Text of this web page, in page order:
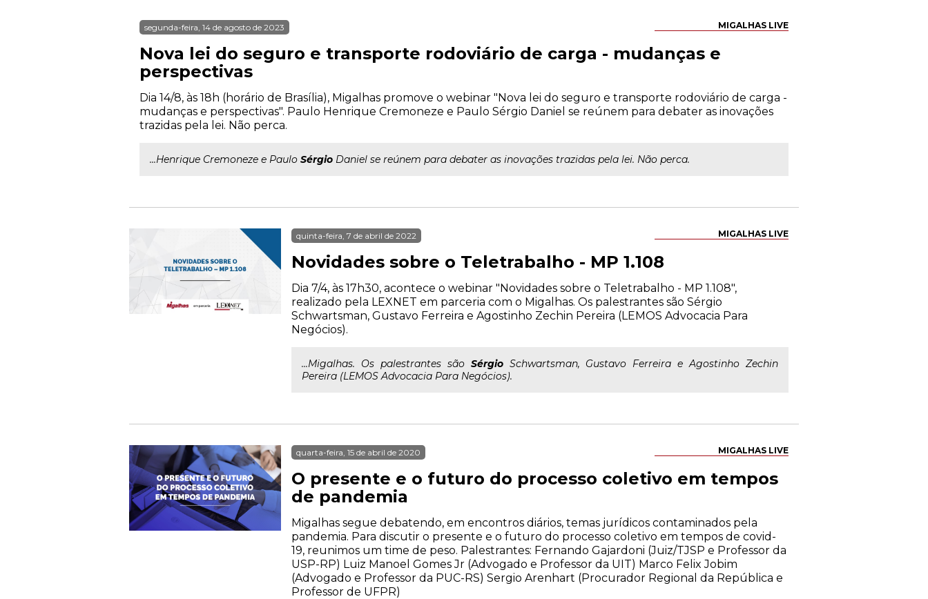
MIGALHAS LIVE
segunda-feira, 14 de agosto de 2023
Nova lei do seguro e transporte rodoviário de carga - mudanças e
perspectivas
Dia 14/8, às 18h (horário de Brasília), Migalhas promove o webinar "Nova lei do seguro e transporte rodoviário de carga -
mudanças e perspectivas". Paulo Henrique Cremoneze e Paulo Sérgio Daniel se reúnem para debater as inovações
trazidas pela lei. Não perca.
...Henrique Cremoneze e Paulo Sérgio Daniel se reúnem para debater as inovações trazidas pela lei. Não perca.
MIGALHAS LIVE
quinta-feira, 7 de abril de 2022
Novidades sobre o Teletrabalho - MP 1.108
Dia 7/4, às 17h30, acontece o webinar "Novidades sobre o Teletrabalho - MP 1.108",
realizado pela LEXNET em parceria com o Migalhas. Os palestrantes são Sérgio
Schwartsman, Gustavo Ferreira e Agostinho Zechin Pereira (LEMOS Advocacia Para
Negócios).
...Migalhas. Os palestrantes são SérgioSchwartsman, Gustavo Ferreira e Agostinho Zechin
Pereira (LEMOS Advocacia Para Negócios).
MIGALHAS LIVE
quarta-feira, 15 de abril de 2020
O presente e o futuro do processo coletivo em tempos
de pandemia
Migalhas segue debatendo, em encontros diários, temas jurídicos contaminados pela
pandemia. Para discutir o presente e o futuro do processo coletivo em tempos de covid-
19, reunimos um time de peso. Palestrantes: Fernando Gajardoni (Juiz/TJSP e Professor da
USP-RP) Luiz Manoel Gomes Jr (Advogado e Professor da UIT) Marco Felix Jobim
(Advogado e Professor da PUC-RS) Sergio Arenhart (Procurador Regional da República e
Professor de UFPR)